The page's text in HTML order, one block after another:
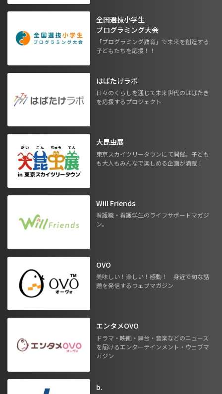
全国選抜小学生
プログラミング大会
「プログラミング教育」で未来を創造する
子どもたちを応援！！
はばたけラボ
日々のくらしを通じて未来世代のはばたき
を応援するプロジェクト
大昆虫展
東京スカイツリータウンにて開催。子ども
も大人もみんなで楽しめる企画が満載！
Will Friends
看護職・看護学生のライフサポートマガジ
ン。
OVO
美味しい！楽しい！感動！ 身近で旬な話
題を発信するウェブマガジン
エンタメOVO
ドラマ・映画・舞台・音楽などのニュース
を届けるエンターテインメント・ウェブマ
ガジン
b.